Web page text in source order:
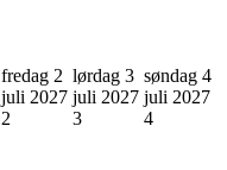
fredag 2
juli 2027
2
lørdag 3
juli 2027
3
søndag 4
juli 2027
4